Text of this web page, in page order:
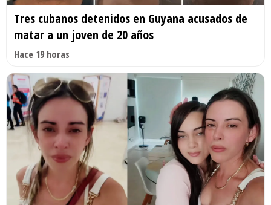
Tres cubanos detenidos en Guyana acusados de
matar a un joven de 20 años
Hace 19 horas